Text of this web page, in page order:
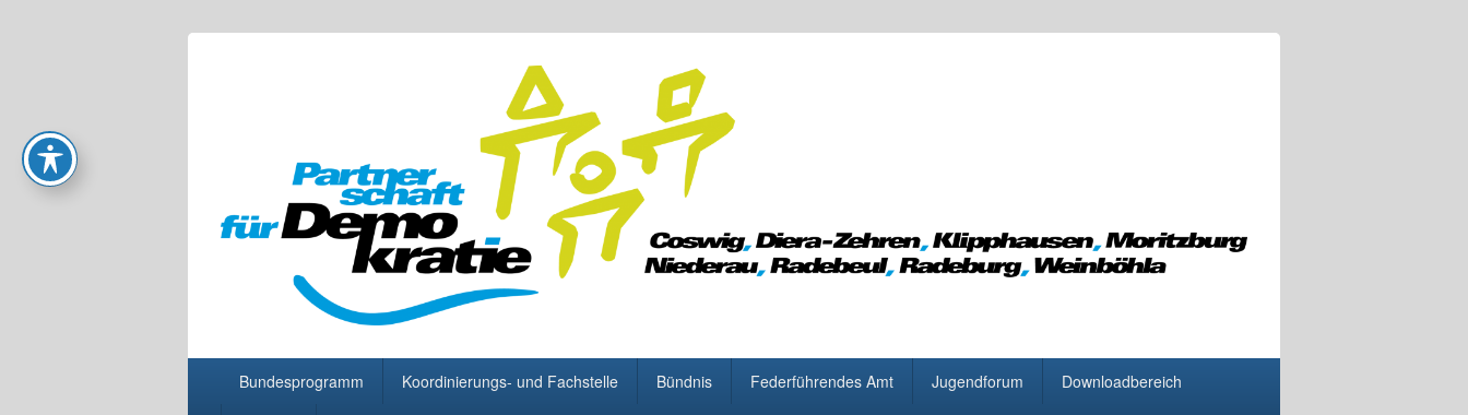
Partnerschaft für Demokratie
Bundesprogramm Koordinierungs- und Fachstelle Bündnis Federführendes Amt Jugendforum Downloadbereich